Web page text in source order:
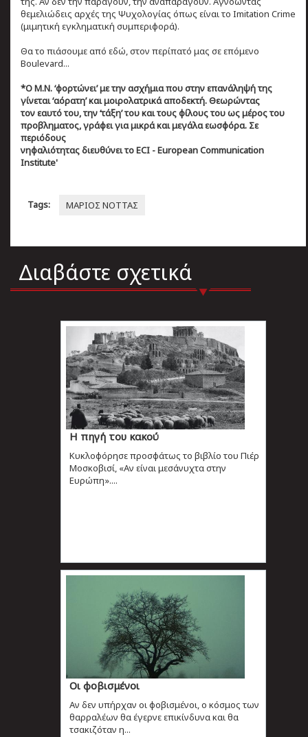
θεμελιώδεις αρχές της Ψυχολογίας όπως είναι το Imitation Crime
(μιμητική εγκληματική συμπεριφορά).
Θα το πιάσουμε από εδώ, στον περίπατό μας σε επόμενο
Boulevard...
*Ο Μ.Ν. ‘φορτώνει’ με την ασχήμια πουστην επανάληψή της
γίνεται ‘αόρατη’ καιμοιρολατρικά αποδεκτή. Θεωρώντας
τονεαυτό του, την ‘τάξη’ του και τους φίλουςτου ως μέρος του
προβληματος, γράφει γιαμικρά και μεγάλα εωσφόρα. Σε
περιόδους
νηφαλιότητας διευθύνει το ECI - EuropeanCommunication
Institute'
Tags: ΜΑΡΙΟΣ ΝΟΤΤΑΣ
Διαβάστε σχετικά
Η πηγή του κακού
Κυκλοφόρησε προσφάτως το βιβλίο του Πιέρ
Μοσκοβισί, «Αν είναι μεσάνυχτα στην
Ευρώπη»....
Οι φοβισμένοι
Αν δεν υπήρχαν οι φοβισμένοι, ο κόσμος των
θαρραλέων θα έγερνε επικίνδυνα και θα
τσακιζόταν η...